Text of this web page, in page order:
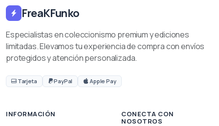
FreaKFunko
Especialistas en coleccionismo premium y ediciones
limitadas. Elevamos tu experiencia de compra con envíos
protegidos y atención personalizada.
Tarjeta PayPal Apple Pay
INFORMACIÓN
CONECTA CON
NOSOTROS